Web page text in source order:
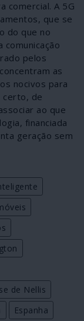
comercial. A 5G
que se
do que no
pelos
as
nocivos para
certo, de
ao que
financiada
geração sem
de Nellis
Espanha